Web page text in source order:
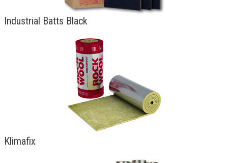
Industrial Batts Black
Klimafix